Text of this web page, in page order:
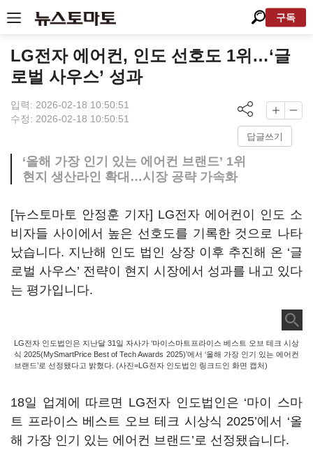
구독
LG전자 에어컨, 인도 선호도 1위…‘글
로벌 사우스’ 성과
입력: 2026-02-18 10:50:51
수정: 2026-02-18 10:50:51
답글쓰기
‘올해 가장 인기 있는 에어컨 브랜드’ 1위
현지 생산라인 확대…시장 공략 가속화
[뉴스토마토 안정훈 기자] LG전자 에어컨이 인도 소
비자들 사이에서 높은 선호도를 기록한 것으로 나타
났습니다. 지난해 인도 법인 상장 이후 추진해 온 ‘글
로벌 사우스’ 전략이 현지 시장에서 성과를 내고 있다
는 평가입니다.
LG전자 인도법인은 지난달 31일 자사가 ‘마이스마트프라이스 베스트 오브 테크 시상
식 2025(MySmartPrice Best of Tech Awards 2025)’에서 ‘올해 가장 인기 있는 에어컨
브랜드’로 선정됐다고 밝혔다. (사진=LG전자 인도법인 링크드인 화면 캡처)
18일 업계에 따르면 LG전자 인도법인은 ‘마이 스마
트 프라이스 베스트 오브 테크 시상식 2025’에서 ‘올
해 가장 인기 있는 에어컨 브랜드’로 선정됐습니다.